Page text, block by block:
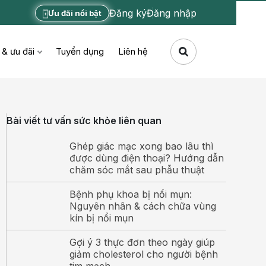
Ưu đãi nổi bật Đăng kýĐăng nhập
ưu đãi Tuyển dụng Liên hệ
Bài viết tư vấn sức khỏe liên quan
Ghép giác mạc xong bao lâu thì
được dùng điện thoại? Hướng dẫn
chăm sóc mắt sau phẫu thuật
Bệnh phụ khoa bị nổi mụn:
Nguyên nhân & cách chữa vùng
kín bị nổi mụn
Gợi ý 3 thực đơn theo ngày giúp
giảm cholesterol cho người bệnh